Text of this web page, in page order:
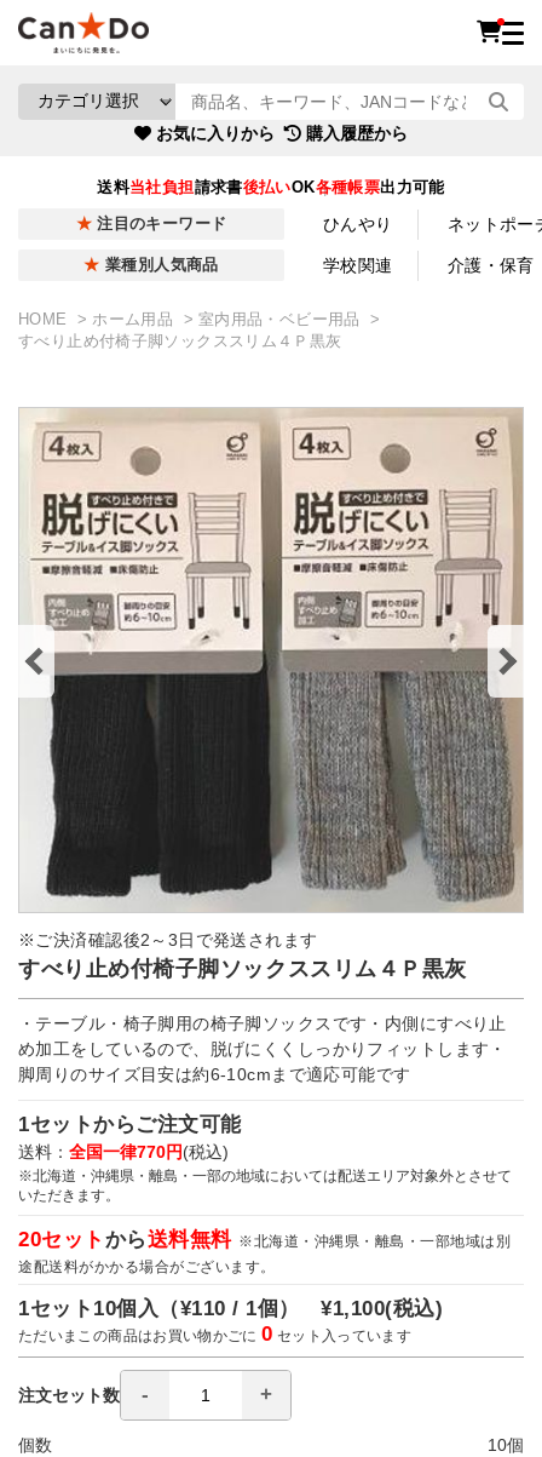
お気に入りから 購入履歴から
送料当社負担請求書後払いOK各種帳票出力可能
注目のキーワード ひんやり ネットポー
業種別人気商品 学校関連 介護・保育
HOME ホーム用品
室内用品・ベビー用品
すべり止め付椅子脚ソックススリム４Ｐ黒灰
※ご決済確認後2～3日で発送されます
すべり止め付椅子脚ソックススリム４Ｐ黒灰
・テーブル・椅子脚用の椅子脚ソックスです・内側にすべり止
め加工をしているので、脱げにくくしっかりフィットします・
脚周りのサイズ目安は約6-10cmまで適応可能です
1セットからご注文可能
送料： 全国一律770円(税込)
※北海道・沖縄県・離島・一部の地域においては配送エリア対象外とさせて
いただきます。
20セット から送料無料 ※北海道・沖縄県・離島・一部地域は別
途配送料がかかる場合がございます。
1セット10個入（¥110 / 1個）¥1,100(税込)
ただいまこの商品はお買い物かごに0 セット入っています
注文セット数
個数 10個